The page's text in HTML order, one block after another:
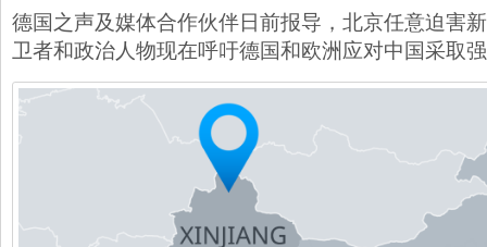
德国之声及媒体合作伙伴日前报导，北京任意迫害
卫者和政治人物现在呼吁德国和欧洲应对中国采取